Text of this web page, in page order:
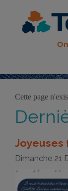
Cette page
Joyeuses
Dimanche 21